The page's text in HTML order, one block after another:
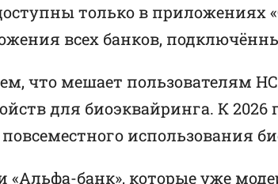
только в приложениях
всех банков,
что мешает пользователям
для биоэквайринга. К 2026
использования
банк», которые уже